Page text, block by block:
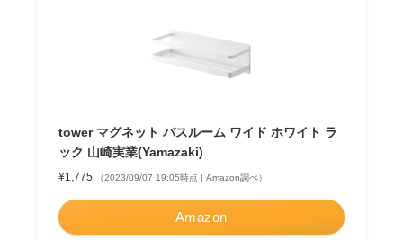
tower マグネット バスルーム ワイド ホワイト ラ
ック 山崎実業(Yamazaki)
¥1,775 （2023/09/07 19:05時点 | Amazon調べ）
Amazon